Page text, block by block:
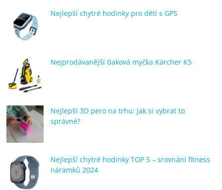
Nejlepší chytré hodinky pro děti s GPS
Nejprodávanější tlaková myčka Kärcher K5
Nejlepší 3D pero na trhu: Jak si vybrat to
správné?
Nejlepší chytré hodinky TOP 5 – srovnání fitness
náramků 2024